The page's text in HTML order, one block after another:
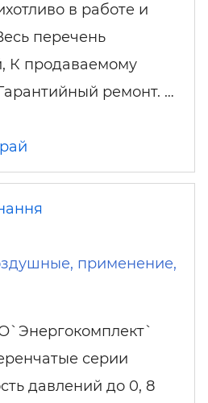
в работе и
перечень
К продаваемому
ремонт. …
применение,
серии
давлений до 0, 8